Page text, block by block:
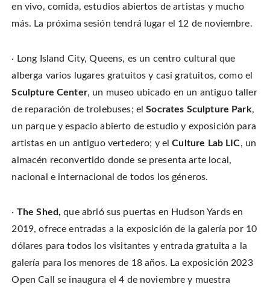
en vivo, comida, estudios abiertos de artistas y mucho
más. La próxima sesión tendrá lugar el 12 de noviembre.
· Long Island City, Queens, es un centro cultural que
alberga varios lugares gratuitos y casi gratuitos, como el
Sculpture Center, un museo ubicado en un antiguo taller
de reparación de trolebuses; elSocrates Sculpture Park,
un parque y espacio abierto de estudio y exposición para
artistas en un antiguo vertedero; y el Culture Lab LIC, un
almacén reconvertido donde se presenta arte local,
nacional e internacional de todos los géneros.
· The Shed, que abrió sus puertas en Hudson Yards en
2019, ofrece entradas a la exposición de la galería por 10
dólares para todos los visitantes y entrada gratuita a la
galería para los menores de 18 años. La exposición 2023
Open Call se inaugura el 4 de noviembre y muestra